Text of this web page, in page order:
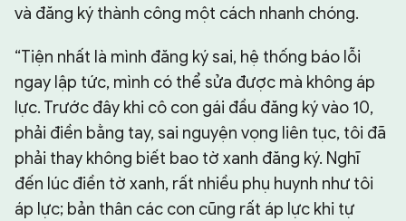
và đăng ký thành công một cách nhanh chóng.
“Tiện nhất là mình đăng ký sai, hệ thống báo lỗi
ngay lập tức, mình có thể sửa được mà không áp
lực. Trước đây khi cô con gái đầu đăng ký vào 10,
phải điền bằng tay, sai nguyện vọng liên tục, tôi đã
phải thay không biết bao tờ xanh đăng ký. Nghĩ
đến lúc điền tờ xanh, rất nhiều phụ huynh như tôi
áp lực; bản thân các con cũng rất áp lực khi tự